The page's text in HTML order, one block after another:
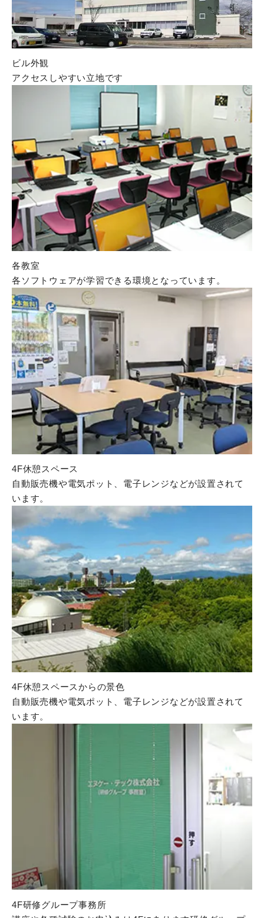
ビル外観
アクセスしやすい立地です
各教室
各ソフトウェアが学習できる環境となっています。
4F休憩スペース
自動販売機や電気ポット、電子レンジなどが設置されて
います。
4F休憩スペースからの景色
自動販売機や電気ポット、電子レンジなどが設置されて
います。
4F研修グループ事務所